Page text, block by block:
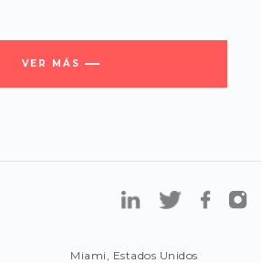
VER MÁS
Miami, Estados Unidos